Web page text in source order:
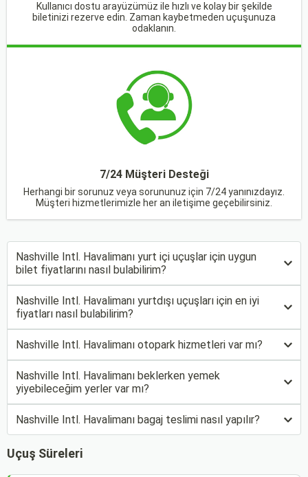
Kullanıcı dostu arayüzümüz ile hızlı ve kolay bir şekilde
biletinizi rezerve edin. Zaman kaybetmeden uçuşunuza
odaklanın.
7/24 Müşteri Desteği
Herhangi bir sorunuz veya sorununuz için 7/24 yanınızdayız.
Müşteri hizmetlerimizle her an iletişime geçebilirsiniz.
Nashville Intl. Havalimanı yurt içi uçuşlar için uygun
bilet fiyatlarını nasıl bulabilirim?
Nashville Intl. Havalimanı yurtdışı uçuşları için en iyi
fiyatları nasıl bulabilirim?
Nashville Intl. Havalimanı otopark hizmetleri var mı?
Nashville Intl. Havalimanı beklerken yemek
yiyebileceğim yerler var mı?
Nashville Intl. Havalimanı bagaj teslimi nasıl yapılır?
Uçuş Süreleri